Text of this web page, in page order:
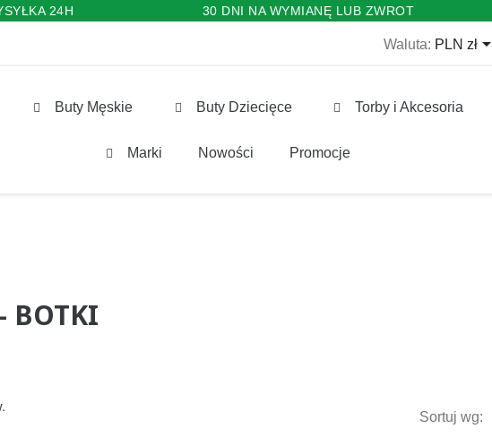
24H 30 DNI NA WYMIANĘ LUB ZWROT
Waluta: PLN zł
Buty Męskie Buty Dziecięce Torby i Akcesoria
Marki Nowości Promocje
BOTKI
Sortuj wg: